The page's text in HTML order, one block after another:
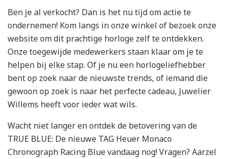
Ben je al verkocht? Dan is het nu tijd om actie te
ondernemen! Kom langs in onze winkel of bezoek onze
website om dit prachtige horloge zelf te ontdekken.
Onze toegewijde medewerkers staan klaar om je te
helpen bij elke stap. Of je nu een horlogeliefhebber
bent op zoek naar de nieuwste trends, of iemand die
gewoon op zoek is naar het perfecte cadeau, Juwelier
Willems heeft voor ieder wat wils.
Wacht niet langer en ontdek de betovering van de
TRUE BLUE: De nieuwe TAG Heuer Monaco
Chronograph Racing Blue vandaag nog! Vragen? Aarzel